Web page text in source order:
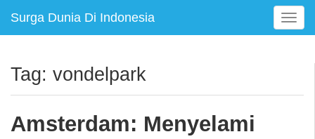
Surga Dunia Di Indonesia
T
o
e
Tag: vondelpark
Amsterdam: Menyelami